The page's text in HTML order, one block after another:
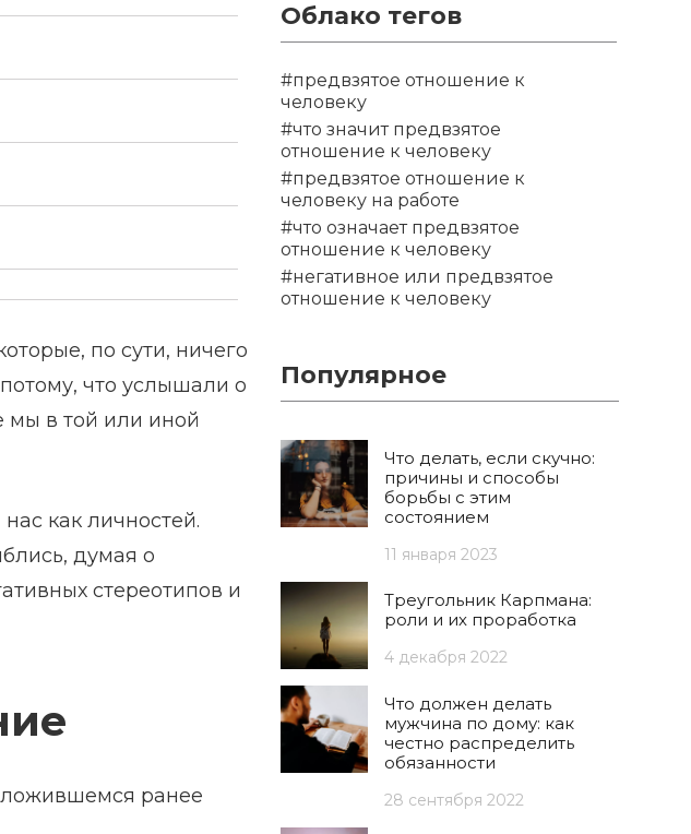
по сути, ничего
что услышали о
мы в той или иной
как личностей.
думая о
стереотипов и
ранее
Облако тегов
#предвзятое отношение к
человеку
#что значит предвзятое
отношение к человеку
#предвзятое отношение к
человеку на работе
#что означает предвзятое
отношение к человеку
#негативное или предвзятое
отношение к человеку
Популярное
Что делать, если скучно:
причины и способы
борьбы с этим
состоянием
11 января 2023
Треугольник Карпмана:
роли и их проработка
4 декабря 2022
Что должен делать
мужчина по дому: как
честно распределить
обязанности
28 сентября 2022